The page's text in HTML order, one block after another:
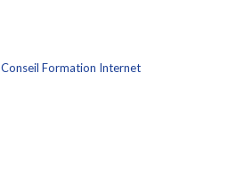
Conseil Formation Internet